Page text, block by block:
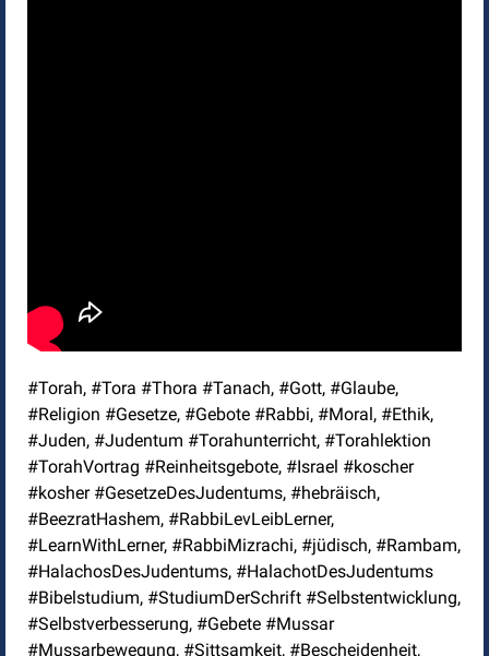
#Torah, #Tora #Thora #Tanach, #Gott, #Glaube,
#Religion #Gesetze, #Gebote #Rabbi, #Moral, #Ethik,
#Juden, #Judentum #Torahunterricht, #Torahlektion
#TorahVortrag #Reinheitsgebote, #Israel #koscher
#kosher #GesetzeDesJudentums, #hebräisch,
#BeezratHashem, #RabbiLevLeibLerner,
#LearnWithLerner, #RabbiMizrachi, #jüdisch, #Rambam,
#HalachosDesJudentums, #HalachotDesJudentums
#Bibelstudium, #StudiumDerSchrift #Selbstentwicklung,
#Selbstverbesserung, #Gebete #Mussar
#Mussarbewegung, #Sittsamkeit, #Bescheidenheit,